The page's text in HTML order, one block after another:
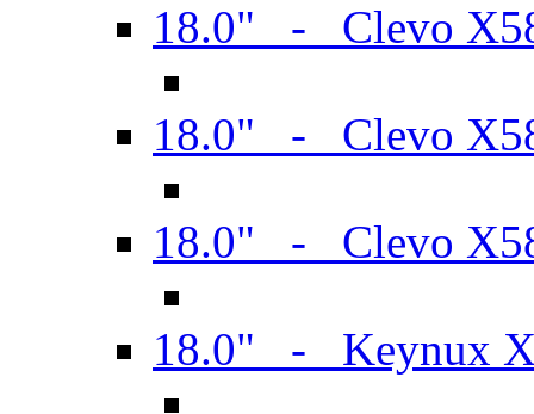
18.0" - Clevo
18.0" - Clevo
18.0" - Clevo
18.0" - Keynux